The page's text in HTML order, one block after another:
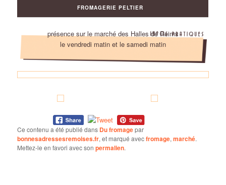
FROMAGERIE PELTIER
présence sur le marché des Halles de Reims
le vendredi matin et le samedi matin
Ce contenu a été publié dans Du fromagepar
bonnesadressesremoises.fr, et marqué avecfromage,marché.
Mettez-le en favori avec sonpermalien.